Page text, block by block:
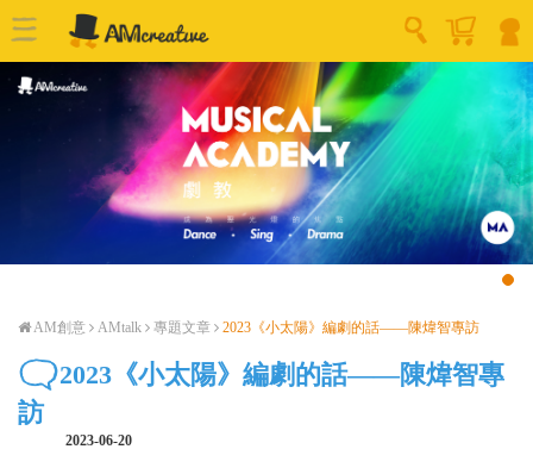
AM創意 AMtalk 專題文章 2023《小太陽》編劇的話——陳煒智專訪
2023《小太陽》編劇的話——陳煒智專
訪
2023-06-20